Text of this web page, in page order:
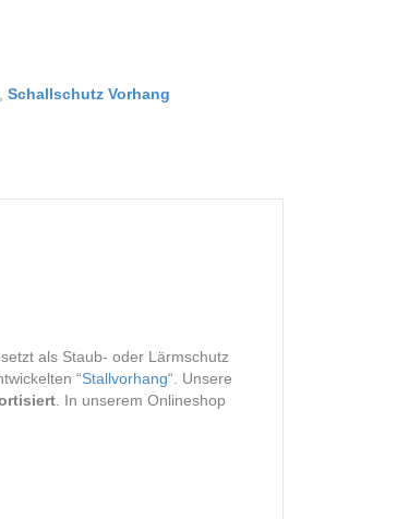
Schallschutz Vorhang
als Staub- oder Lärmschutz
“Stallvorhang“. Unsere
. In unserem Onlineshop